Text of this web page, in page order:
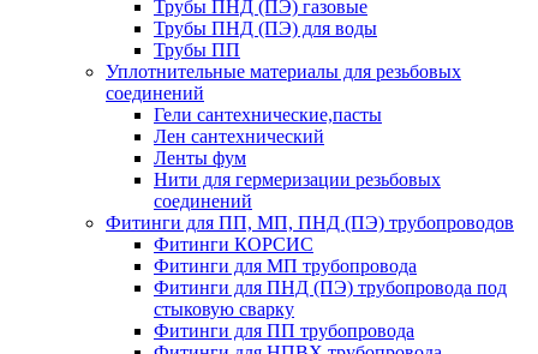
Трубы ПНД (ПЭ) газовые
Трубы ПНД (ПЭ) для воды
Трубы ПП
Уплотнительные материалы для резьбовых
соединений
Гели сантехнические,пасты
Лен сантехнический
Ленты фум
Нити для гермеризации резьбовых
соединений
Фитинги для ПП, МП, ПНД (ПЭ) трубопроводов
Фитинги КОРСИС
Фитинги для МП трубопровода
Фитинги для ПНД (ПЭ) трубопровода под
стыковую сварку
Фитинги для ПП трубопровода